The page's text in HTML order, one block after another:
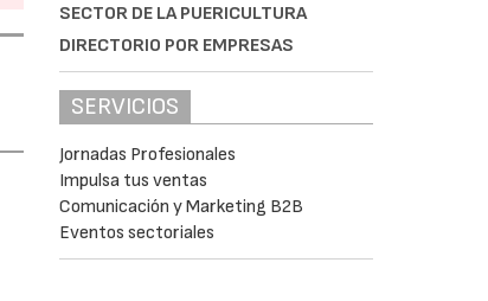
SECTOR DE LA PUERICULTURA
DIRECTORIO POR EMPRESAS
SERVICIOS
Jornadas Profesionales
Impulsa tus ventas
Comunicación y Marketing B2B
Eventos sectoriales